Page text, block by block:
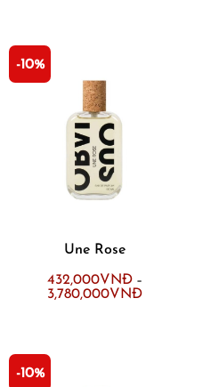
-10%
Une Rose
432,000VNĐ–
3,780,000VNĐ
-10%